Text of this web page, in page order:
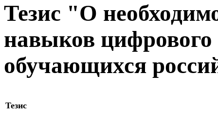
Тезис "О
навыков цифрового
обучающихся
Тезис